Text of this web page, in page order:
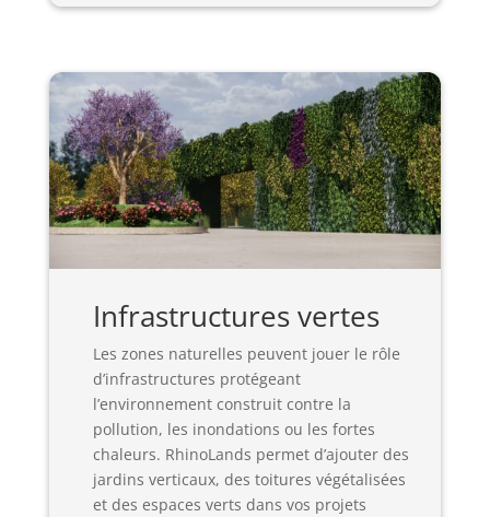
Infrastructures vertes
Les zones naturelles peuvent jouer le rôle
d’infrastructures protégeant
l’environnement construit contre la
pollution, les inondations ou les fortes
chaleurs. RhinoLands permet d’ajouter des
jardins verticaux, des toitures végétalisées
et des espaces verts dans vos projets